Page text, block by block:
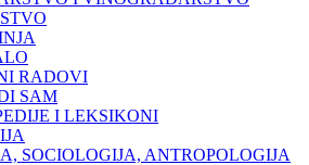
RADOVI
SAM
I LEKSIKONI
SOCIOLOGIJA, ANTROPOLOGIJA